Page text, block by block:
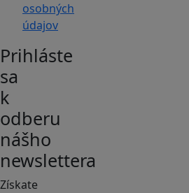
osobných
údajov
Prihláste
sa
k
odberu
nášho
newslettera
Získate